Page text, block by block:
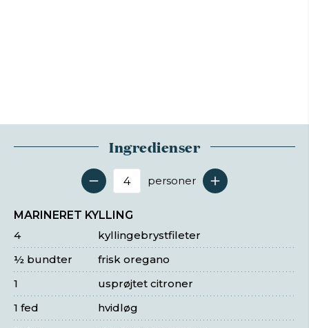
Ingredienser
Antal serveringer
personer
MARINERET KYLLING
kyllingebrystfileter
4
frisk oregano
½ bundter
usprøjtet citroner
1
hvidløg
1 fed